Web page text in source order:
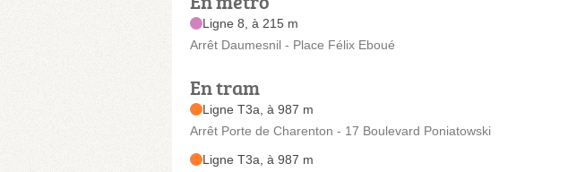
Ligne 8, à 215 m
Arrêt Daumesnil - Place Félix Eboué
En tram
Ligne T3a, à 987 m
Arrêt Porte de Charenton - 17 Boulevard Poniatowski
Ligne T3a, à 987 m